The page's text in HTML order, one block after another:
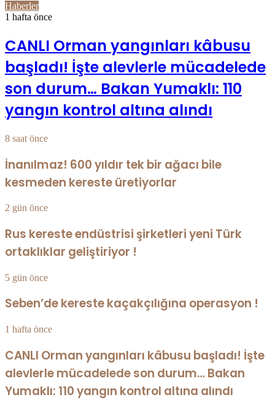
Haberler
1 hafta önce
CANLI Orman yangınları kâbusu
başladı! İşte alevlerle mücadelede
son durum… Bakan Yumaklı: 110
yangın kontrol altına alındı
8 saat önce
İnanılmaz! 600 yıldır tek bir ağacı bile
kesmeden kereste üretiyorlar
2 gün önce
Rus kereste endüstrisi şirketleri yeni Türk
ortaklıklar geliştiriyor !
5 gün önce
Seben’de kereste kaçakçılığına operasyon !
1 hafta önce
CANLI Orman yangınları kâbusu başladı! İşte
alevlerle mücadelede son durum… Bakan
Yumaklı: 110 yangın kontrol altına alındı